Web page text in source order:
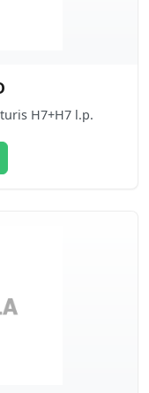
H7+H7 l.p.